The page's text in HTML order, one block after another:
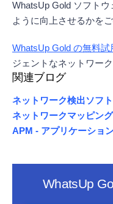
WhatsUp Gold ソフト
ように向上させるかを
WhatsUp Gold の無料
ジェントなネットワー
関連ブログ
ネットワーク検出ソフ
ネットワークマッピン
APM - アプリケーショ
WhatsUp